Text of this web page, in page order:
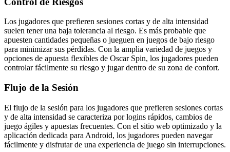
Los jugadores que prefieren sesiones cortas y de alta intensidad
suelen tener una baja tolerancia al riesgo. Es más probable que
apuesten cantidades pequeñas o jueguen en juegos de bajo riesgo
para minimizar sus pérdidas. Con la amplia variedad de juegos y
opciones de apuesta flexibles de Oscar Spin, los jugadores pueden
controlar fácilmente su riesgo y jugar dentro de su zona de confort.
Flujo de la Sesión
El flujo de la sesión para los jugadores que prefieren sesiones cortas
y de alta intensidad se caracteriza por logins rápidos, cambios de
juego ágiles y apuestas frecuentes. Con el sitio web optimizado y la
aplicación dedicada para Android, los jugadores pueden navegar
fácilmente y disfrutar de una experiencia de juego sin interrupciones.